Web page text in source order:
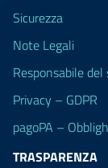
Sicurezza
Note Legali
Responsabile del
Privacy – GDPR
pagoPA –
TRASPARENZA